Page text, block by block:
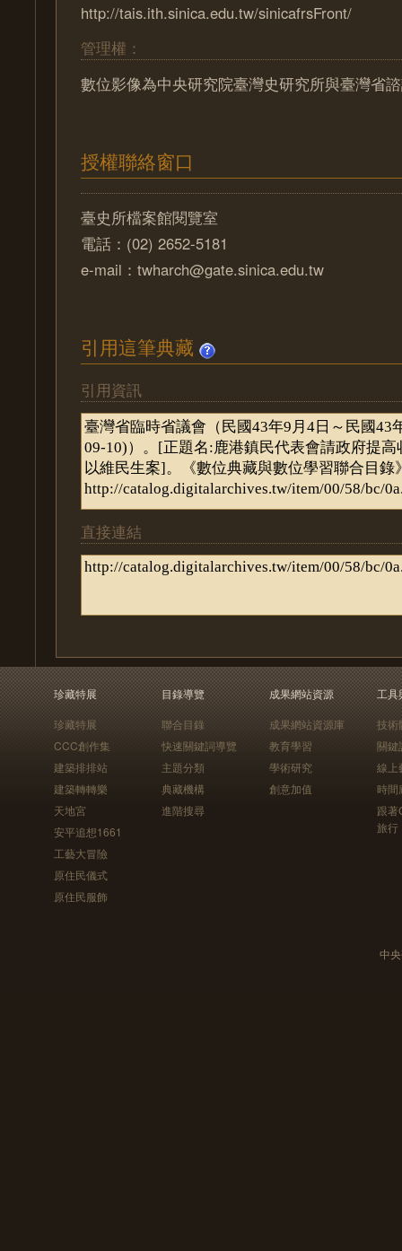
http://tais.ith.sinica.edu.tw/sinicafrsFront/
管理權：
數位影像為中央研究院臺灣史研究所與臺灣省
授權聯絡窗口
臺史所檔案館閱覽室
電話：(02) 2652-5181
e-mail：twharch@gate.sinica.edu.tw
引用這筆典藏
引用資訊
直接連結
珍藏特展
珍藏特展
CCC創作集
建築排排站
建築轉轉樂
天地宮
安平追想1661
工藝大冒險
原住民儀式
原住民服飾
目錄導覽
聯合目錄
快速關鍵詞導覽
主題分類
典藏機構
進階搜尋
成果網站資源
成果網站資源庫
教育學習
學術研究
創意加值
工具
技術
關鍵
線上
時間
跟
旅行
中